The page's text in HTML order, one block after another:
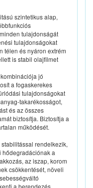
szintetikus alap,
tulajdonságát
tulajdonságokat
télen és nyáron extrém
is stabil olajfilmet
jó
a fogaskerekes
tulajdonságokat
takarékosságot,
és az összes
biztosítja. Biztosítja a
működését.
rendelkezik,
hődegradációnak a
az iszap, korom
csökkentését, növeli